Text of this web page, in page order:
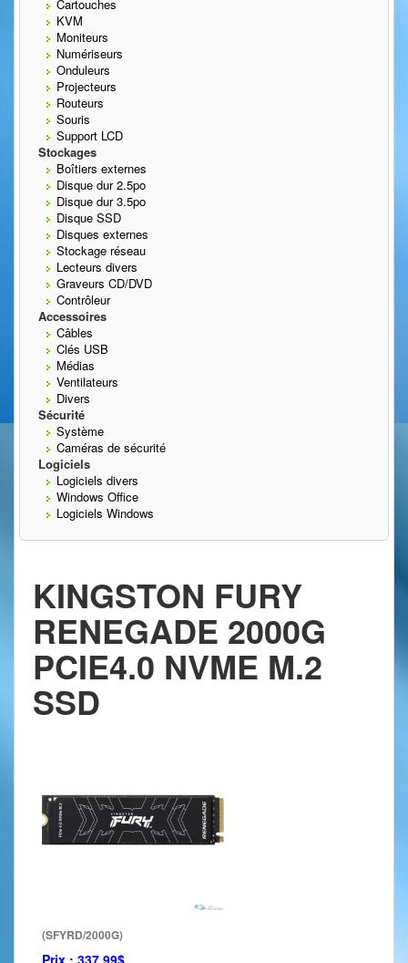
Cartouches
KVM
Moniteurs
Numériseurs
Onduleurs
Projecteurs
Routeurs
Souris
Support LCD
Stockages
Boîtiers externes
Disque dur 2.5po
Disque dur 3.5po
Disque SSD
Disques externes
Stockage réseau
Lecteurs divers
Graveurs CD/DVD
Contrôleur
Accessoires
Câbles
Clés USB
Médias
Ventilateurs
Divers
Sécurité
Système
Caméras de sécurité
Logiciels
Logiciels divers
Windows Office
Logiciels Windows
KINGSTON FURY
RENEGADE 2000G
PCIE4.0 NVME M.2
SSD
(SFYRD/2000G)
Prix : 337.99$